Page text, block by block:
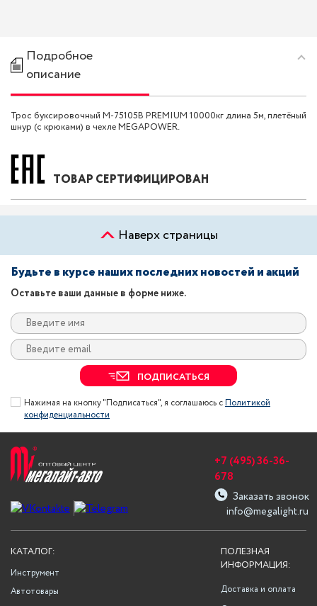
Подробное
описание
Трос буксировочный M-75105B PREMIUM 10000кг длина 5м, плетёный
шнур (с крюками) в чехле MEGAPOWER.
ТОВАР СЕРТИФИЦИРОВАН
Наверх страницы
Будьте в курсе наших последних новостей и акций
Оставьте ваши данные в форме ниже.
ПОДПИСАТЬСЯ
Нажимая на кнопку "Подписаться", я соглашаюсь сПолитикой
конфиденциальности
info@megalight.ru
+7 (495) 36-36-
678
Заказать звонок
ПОЛЕЗНАЯ
ИНФОРМАЦИЯ:
Доставка и оплата
КАТАЛОГ:
Инструмент
Автотовары